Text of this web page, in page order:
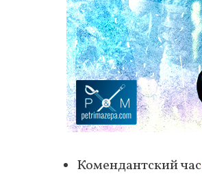
Комендантский час